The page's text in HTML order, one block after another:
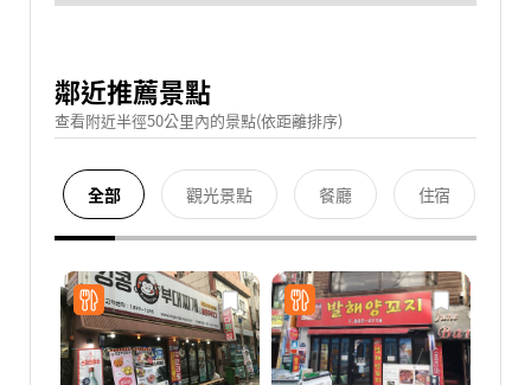
鄰近推薦景點
查看附近半徑50公里內的景點(依距離排序)
全部 觀光景點 餐廳 住宿